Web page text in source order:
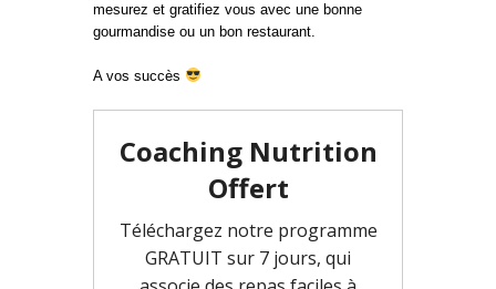
mesurez et gratifiez vous avec une bonne
gourmandise ou un bon restaurant.
A vos succès